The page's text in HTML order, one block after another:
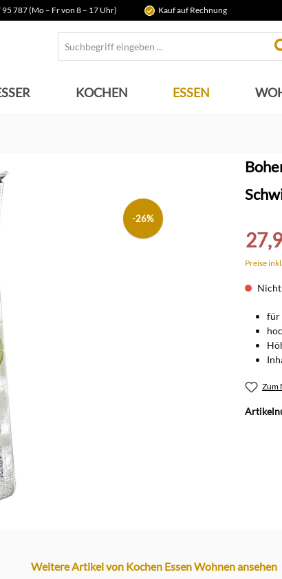
787 (Mo – Fr von 8 – 17 Uhr) Kauf auf Rechnung
KOCHEN ESSEN
-26%
Preise
für
Zum
Weitere Artikel von Kochen Essen Wohnen ansehen